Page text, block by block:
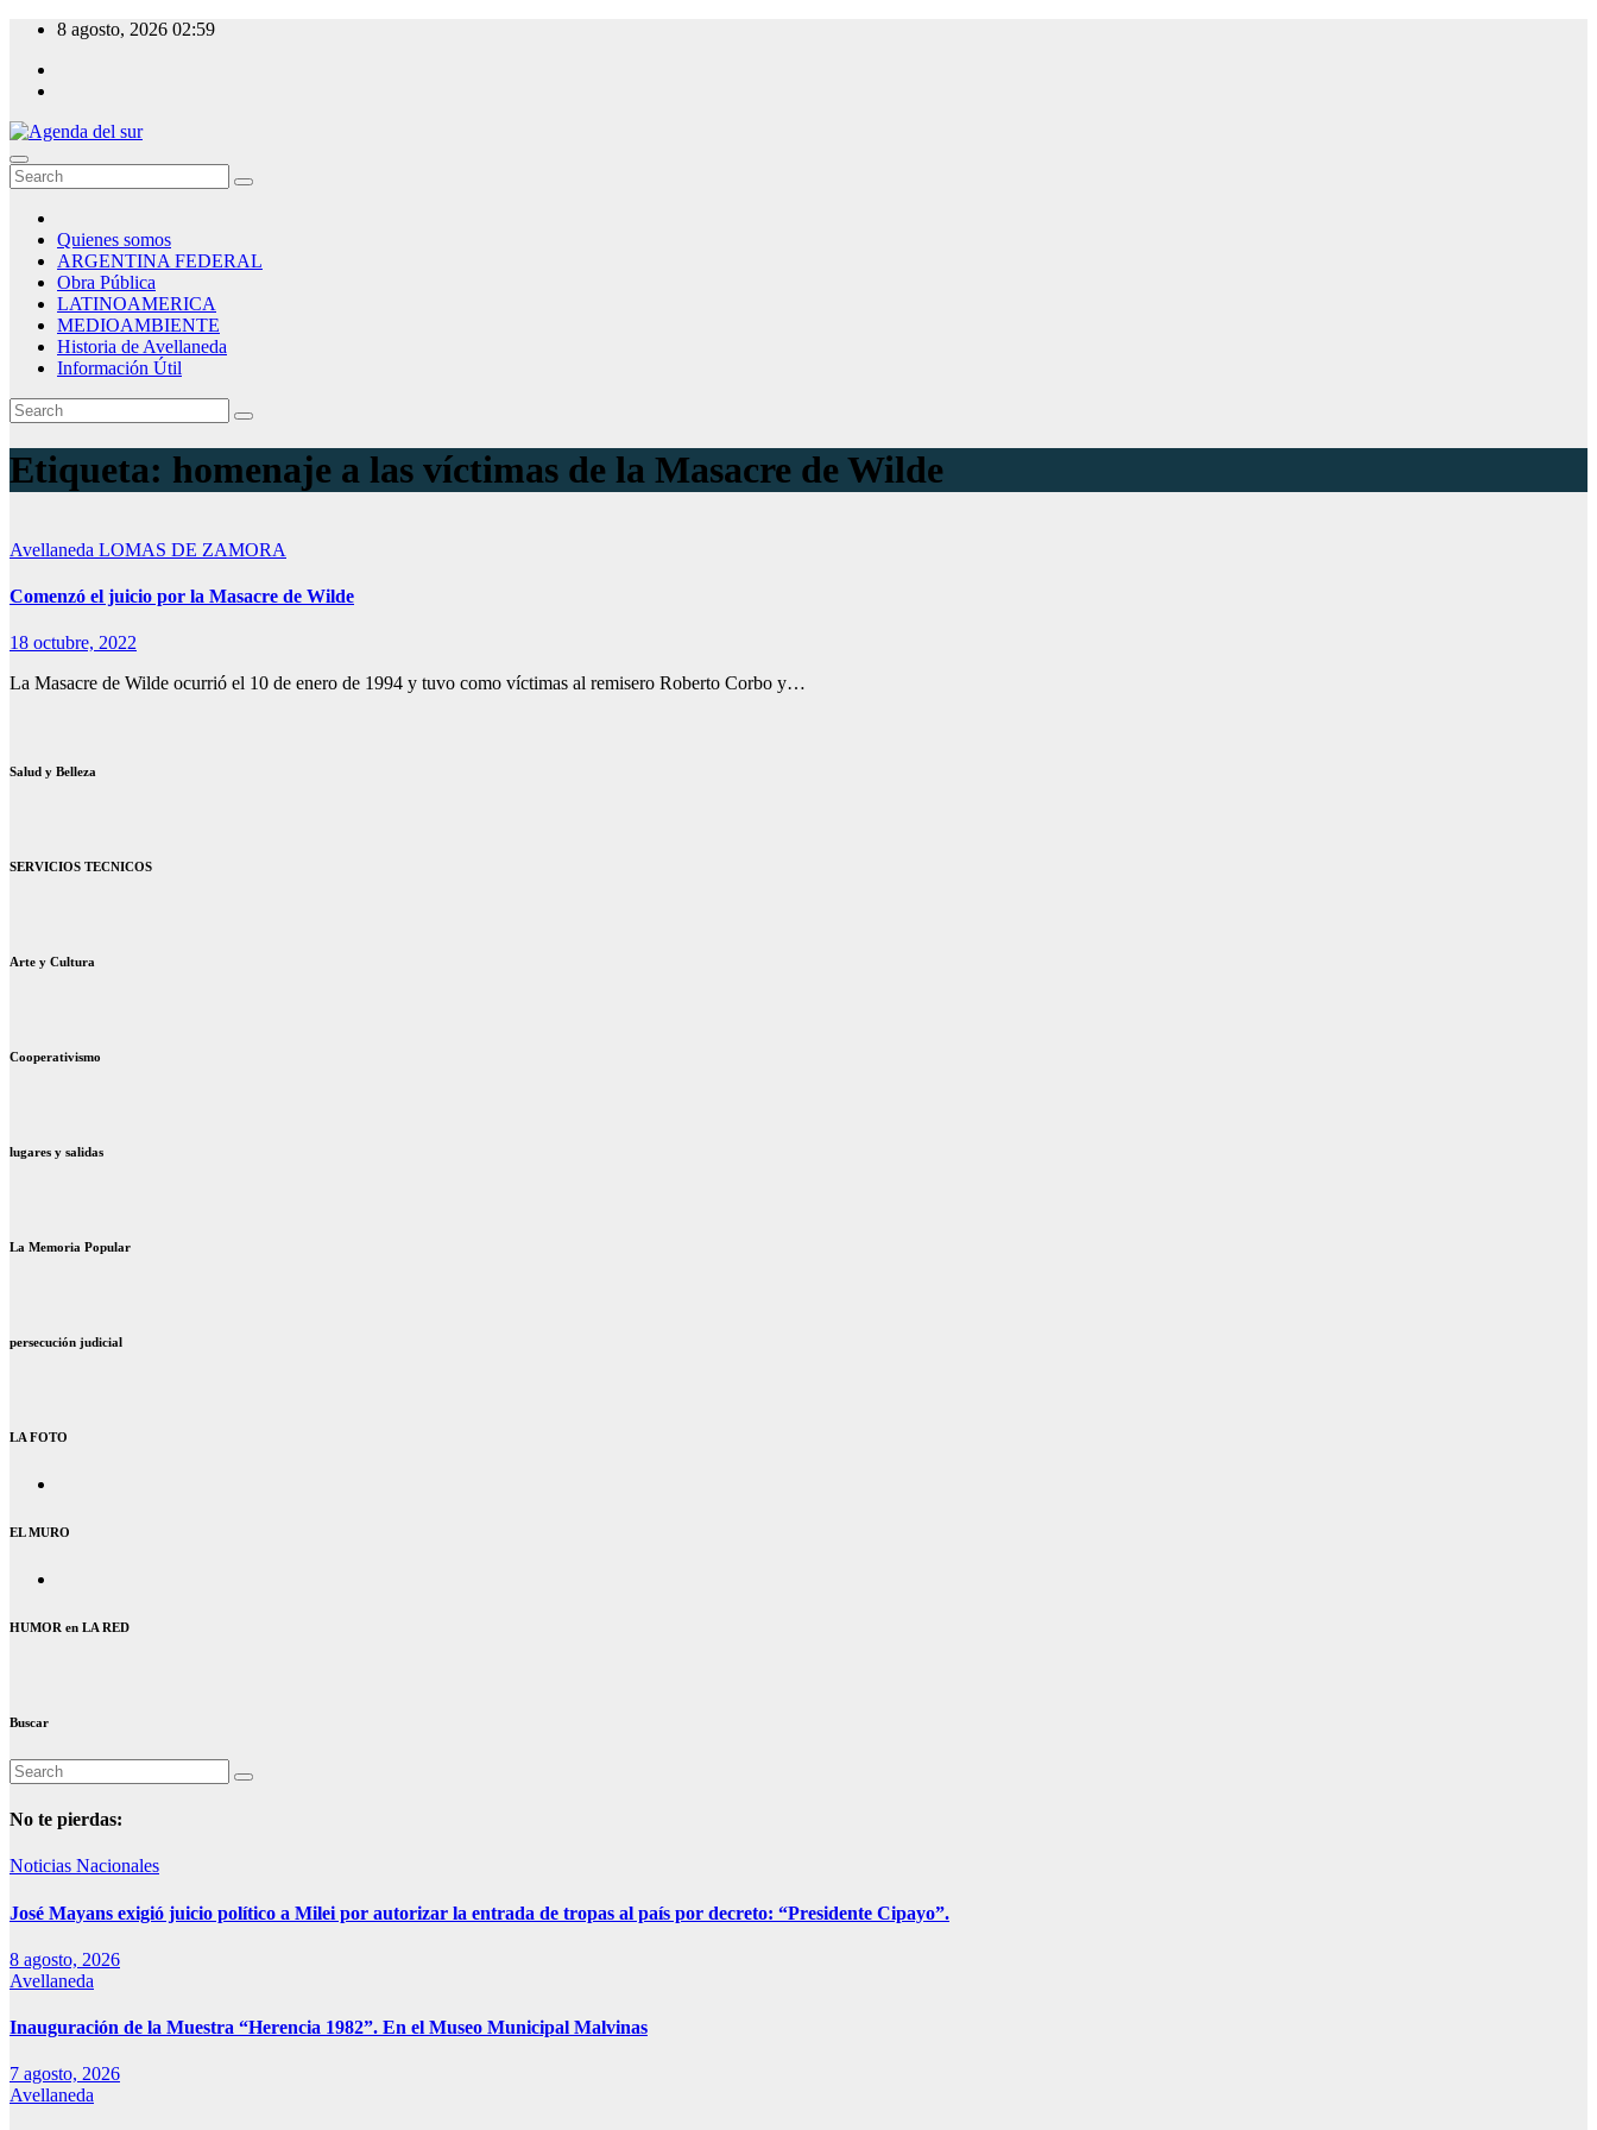
Skip
content
8 agosto, 2026 02:59
Agenda del sur
Quienes somos
ARGENTINA FEDERAL
Obra Pública
LATINOAMERICA
MEDIOAMBIENTE
Historia de Avellaneda
Información Útil
Etiqueta: homenaje a las víctimas de la Masacre de Wilde
Avellaneda LOMAS DE ZAMORA
Comenzó el juicio por la Masacre de Wilde
18 octubre, 2022
La Masacre de Wilde ocurrió el 10 de enero de 1994 y tuvo como víctimas al remisero Roberto Corbo y…
Salud y Belleza
SERVICIOS TECNICOS
Arte y Cultura
Cooperativismo
lugares y salidas
La Memoria Popular
persecución judicial
LA FOTO
EL MURO
HUMOR en LA RED
Buscar
No te pierdas:
Noticias Nacionales
José Mayans exigió juicio político a Milei por autorizar la entrada de tropas al país por decreto: “Presidente Cipayo”.
8 agosto, 2026
Avellaneda
Inauguración de la Muestra “Herencia 1982”. En el Museo Municipal Malvinas
7 agosto, 2026
Avellaneda